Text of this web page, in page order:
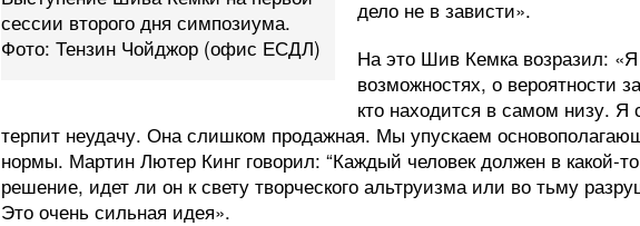
сессии второго дня симпозиума.
Фото: Тензин Чойджор (офис ЕСДЛ)
дело не в зависти».
На это Шив Кемка возразил:
возможностях, о вероятности
кто находится в самом низу.
терпит неудачу. Она слишком продажная. Мы упускаем
нормы. Мартин Лютер Кинг говорил: “Каждый человек должен в какой-
решение, идет ли он к свету творческого альтруизма или во тьму
Это очень сильная идея».